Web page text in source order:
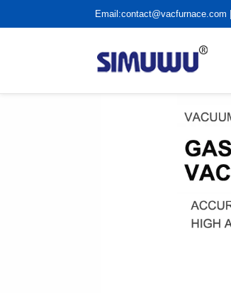
Email:contact@vacfurnace.com